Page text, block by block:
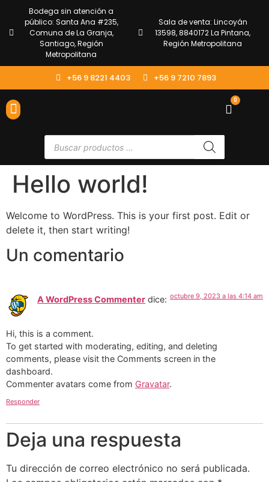
Bodega sin atención a
público: Santa Ana #235,
Comuna de La Granja,
Santiago, Región
Metropolitana
Sala de venta: Lincoyán
13598, 8840172 La Pintana,
Región Metropolitana
+56 9 8221 4403 +56 9 7210 7893
0
Hello world!
Welcome to WordPress. This is your first post. Edit or
delete it, then start writing!
Un comentario
A WordPress Commenter dice: octubre 9, 2023 a las 4:14 am
Hi, this is a comment.
To get started with moderating, editing, and deleting
comments, please visit the Comments screen in the
dashboard.
Commenter avatars come from Gravatar.
Responder
Deja una respuesta
Tu dirección de correo electrónico no será publicada.